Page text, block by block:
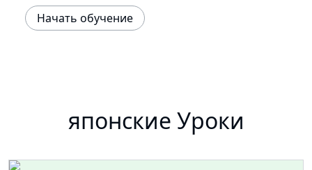
Начать обучение
японские Уроки